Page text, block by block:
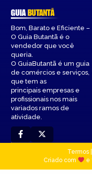
GUIABUTANTÃ
Bom, Barato e Eficiente –
O Guia Butantã é o
vendedor que você
queria.
O GuiaButantã é um guia
de comércios e serviços,
que tem as
principais empresas e
profissionais nos mais
variados ramos de
atividade.
Termos|
Criado com
e